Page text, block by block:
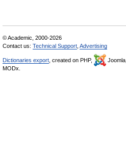
© Academic, 2000-2026
Contact us: Technical Support Advertising
Dictionaries export , created on PHP, Joomla,
MODx.